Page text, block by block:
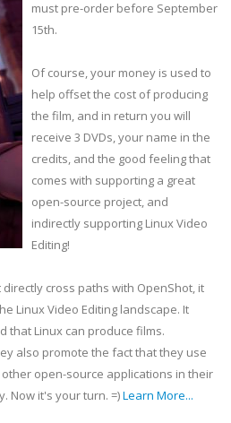
must pre-order before September
15th.
Of course, your money is used to
help offset the cost of producing
the film, and in return you will
receive 3 DVDs, your name in the
credits, and the good feeling that
comes with supporting a great
open-source project, and
indirectly supporting Linux Video
Editing!
cross paths with OpenShot, it
Linux Video Editing landscape. It
that Linux can produce films.
also promote the fact that they use
open-source applications in their
Now it's your turn. =)Learn More...